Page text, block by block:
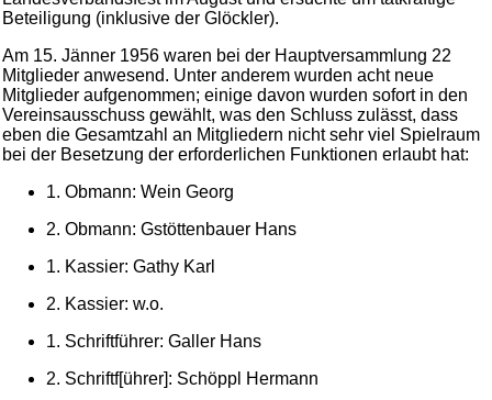
Beteiligung (inklusive der Glöckler).
Am 15. Jänner 1956 waren bei der Hauptversammlung 22
Mitglieder anwesend. Unter anderem wurden acht neue
Mitglieder aufgenommen; einige davon wurden sofort in den
Vereinsausschuss gewählt, was den Schluss zulässt, dass
eben die Gesamtzahl an Mitgliedern nicht sehr viel Spielraum
bei der Besetzung der erforderlichen Funktionen erlaubt hat:
1. Obmann: Wein Georg
2. Obmann: Gstöttenbauer Hans
1. Kassier: Gathy Karl
2. Kassier: w.o.
1. Schriftführer: Galler Hans
2. Schriftf[ührer]: Schöppl Hermann